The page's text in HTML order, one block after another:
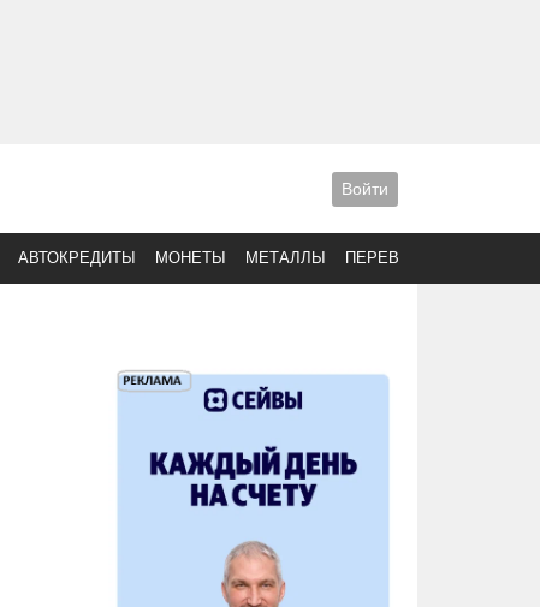
Войти
АВТОКРЕДИТЫ МОНЕТЫ МЕТАЛЛЫ ПЕРЕВОДЫ